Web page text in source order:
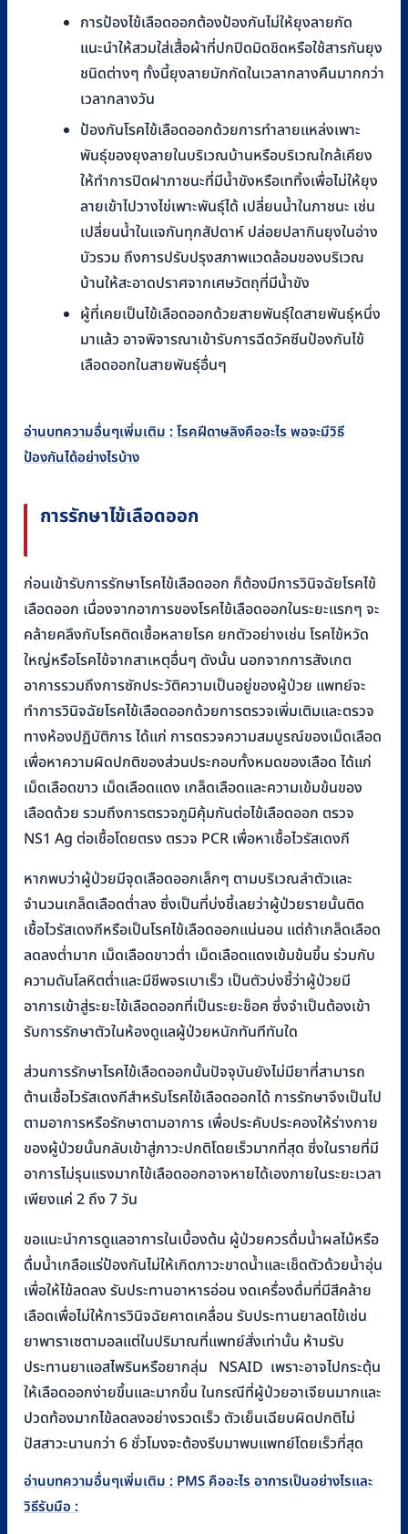
การป้องไข้เลือดออกต้องป้องกันไม่ให้ยุงลายกัด
แนะนำให้สวมใส่เสื้อผ้าที่ปกปิดมิดชิดหรือใช้สารกันยุง
ชนิดต่างๆ ทั้งนี้ยุงลายมักกัดในเวลากลางคืนมากกว่า
เวลากลางวัน
ป้องกันโรคไข้เลือดออกด้วยการทำลายแหล่งเพาะ
พันธุ์ของยุงลายในบริเวณบ้านหรือบริเวณใกล้เคียง
ให้ทำการปิดฝาภาชนะที่มีน้ำขังหรือเททิ้งเพื่อไม่ให้ยุง
ลายเข้าไปวางไข่เพาะพันธุ์ได้ เปลี่ยนน้ำในภาชนะ เช่น
เปลี่ยนน้ำในแจกันทุกสัปดาห์ ปล่อยปลากินยุงในอ่าง
บัวรวม ถึงการปรับปรุงสภาพแวดล้อมของบริเวณ
บ้านให้สะอาดปราศจากเศษวัตถุที่มีน้ำขัง
ผู้ที่เคยเป็นไข้เลือดออกด้วยสายพันธุ์ใดสายพันธุ์หนึ่ง
มาแล้ว อาจพิจารณาเข้ารับการฉีดวัคซีนป้องกันไข้
เลือดออกในสายพันธุ์อื่นๆ
อ่านบทความอื่นๆเพิ่มเติม : โรคฝีดาษลิงคืออะไร พอจะมีวิธี
ป้องกันได้อย่างไรบ้าง
การรักษาไข้เลือดออก
ก่อนเข้ารับการรักษาโรคไข้เลือดออก ก็ต้องมีการวินิจฉัยโรคไข้
เลือดออก เนื่องจากอาการของโรคไข้เลือดออกในระยะแรกๆ จะ
คล้ายคลึงกับโรคติดเชื้อหลายโรค ยกตัวอย่างเช่น โรคไข้หวัด
ใหญ่หรือโรคไข้จากสาเหตุอื่นๆ ดังนั้น นอกจากการสังเกต
อาการรวมถึงการซักประวัติความเป็นอยู่ของผู้ป่วย แพทย์จะ
ทำการวินิจฉัยโรคไข้เลือดออกด้วยการตรวจเพิ่มเติมและตรวจ
ทางห้องปฏิบัติการ ได้แก่ การตรวจความสมบูรณ์ของเม็ดเลือด
เพื่อหาความผิดปกติของส่วนประกอบทั้งหมดของเลือด ได้แก่
เม็ดเลือดขาว เม็ดเลือดแดง เกล็ดเลือดและความเข้มข้นของ
เลือดด้วย รวมถึงการตรวจภูมิคุ้มกันต่อไข้เลือดออก ตรวจ
NS1 Ag ต่อเชื้อโดยตรง ตรวจ PCR เพื่อหาเชื้อไวรัสเดงกี
หากพบว่าผู้ป่วยมีจุดเลือดออกเล็กๆ ตามบริเวณลำตัวและ
จำนวนเกล็ดเลือดต่ำลง ซึ่งเป็นที่บ่งชี้เลยว่าผู้ป่วยรายนั้นติด
เชื้อไวรัสเดงกีหรือเป็นโรคไข้เลือดออกแน่นอน แต่ถ้าเกล็ดเลือด
ลดลงต่ำมาก เม็ดเลือดขาวต่ำ เม็ดเลือดแดงเข้มข้นขึ้น ร่วมกับ
ความดันโลหิตต่ำและมีชีพจรเบาเร็ว เป็นตัวบ่งชี้ว่าผู้ป่วยมี
อาการเข้าสู่ระยะไข้เลือดออกที่เป็นระยะช็อค ซึ่งจำเป็นต้องเข้า
รับการรักษาตัวในห้องดูแลผู้ป่วยหนักทันทีทันใด
ส่วนการรักษาโรคไข้เลือดออกนั้นปัจจุบันยังไม่มียาที่สามารถ
ต้านเชื้อไวรัสเดงกีสำหรับโรคไข้เลือดออกได้ การรักษาจึงเป็นไป
ตามอาการหรือรักษาตามอาการ เพื่อประคับประคองให้ร่างกาย
ของผู้ป่วยนั้นกลับเข้าสู่ภาวะปกติโดยเร็วมากที่สุด ซึ่งในรายที่มี
อาการไม่รุนแรงมากไข้เลือดออกอาจหายได้เองภายในระยะเวลา
เพียงแค่ 2 ถึง 7 วัน
ขอแนะนำการดูแลอาการในเบื้องต้น ผู้ป่วยควรดื่มน้ำผลไม้หรือ
ดื่มน้ำเกลือแร่ป้องกันไม่ให้เกิดภาวะขาดน้ำและเช็ดตัวด้วยน้ำอุ่น
เพื่อให้ไข้ลดลง รับประทานอาหารอ่อน งดเครื่องดื่มที่มีสีคล้าย
เลือดเพื่อไม่ให้การวินิจฉัยคาดเคลื่อน รับประทานยาลดไข้เช่น
ยาพาราเซตามอลแต่ในปริมาณที่แพทย์สั่งเท่านั้น ห้ามรับ
ประทานยาแอสไพรินหรือยากลุ่ม NSAID เพราะอาจไปกระตุ้น
ให้เลือดออกง่ายขึ้นและมากขึ้น ในกรณีที่ผู้ป่วยอาเจียนมากและ
ปวดท้องมากไข้ลดลงอย่างรวดเร็ว ตัวเย็นเฉียบผิดปกติไม่
ปัสสาวะนานกว่า 6 ชั่วโมงจะต้องรีบมาพบแพทย์โดยเร็วที่สุด
อ่านบทความอื่นๆเพิ่มเติม : PMS คืออะไร อาการเป็นอย่างไรและ
วิธีรับมือ :